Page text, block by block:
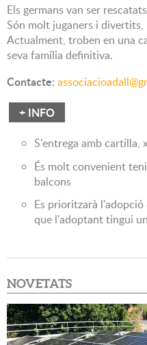
Els germans van ser
Són molt juganers i
Actualment, troben en una
seva família definitiva.
Contacte: associacioadall
+ INFO
S'entrega amb cartilla,
És molt convenient
balcons
Es prioritzarà
que l'adoptant tingui
NOVETATS